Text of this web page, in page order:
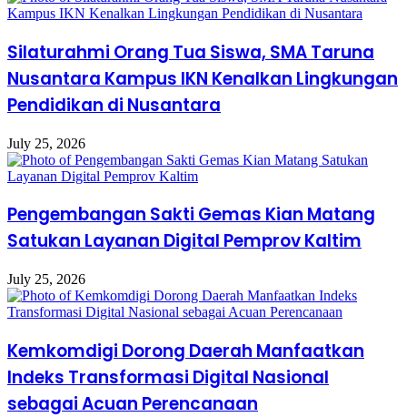
Silaturahmi Orang Tua Siswa, SMA Taruna
Nusantara Kampus IKN Kenalkan Lingkungan
Pendidikan di Nusantara
July 25, 2026
Pengembangan Sakti Gemas Kian Matang
Satukan Layanan Digital Pemprov Kaltim
July 25, 2026
Kemkomdigi Dorong Daerah Manfaatkan
Indeks Transformasi Digital Nasional
sebagai Acuan Perencanaan